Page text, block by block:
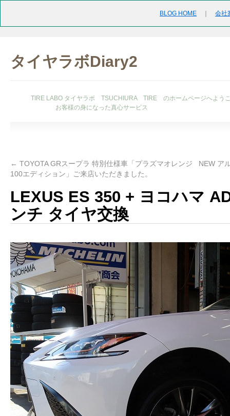
BLOG HOME 会社
タイヤラボDiary2
TIRE LABO タイヤラボ TSUCHIURA TIRE のホームページへよう
お客様の身になった真心サービス
← TOYOTA GRスープラ 特別仕様車「プラズマオレンジ
100エディション」ご来店いただきました。
NEW ア
LEXUS ES 350 + ヨコハマ
ンチ タイヤ交換